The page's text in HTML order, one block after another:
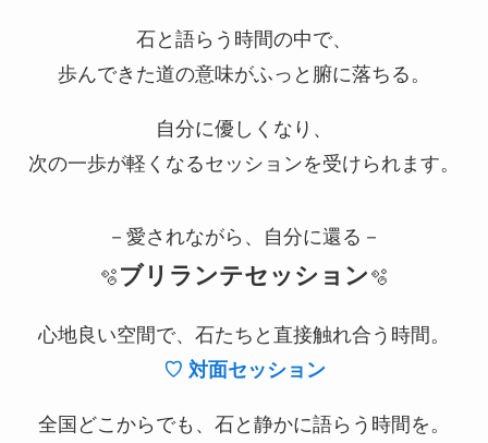
石と語らう時間の中で、
歩んできた道の意味がふっと腑に落ちる。
自分に優しくなり、
次の一歩が軽くなるセッションを受けられます。
－愛されながら、自分に還る－
🫧 ブリランテセッション 🫧
心地良い空間で、石たちと直接触れ合う時間。
♡ 対面セッション
全国どこからでも、石と静かに語らう時間を。